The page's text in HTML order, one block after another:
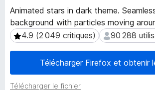
u
r
l
e
a
Animated stars in dark theme.
background with particles moving
4.9 (2 049 critiques)
4.9 (2 049 critiques) 90 288
90 288
Télécharger Firefox et obtenir
Télécharger le fichier
n
n
é
e